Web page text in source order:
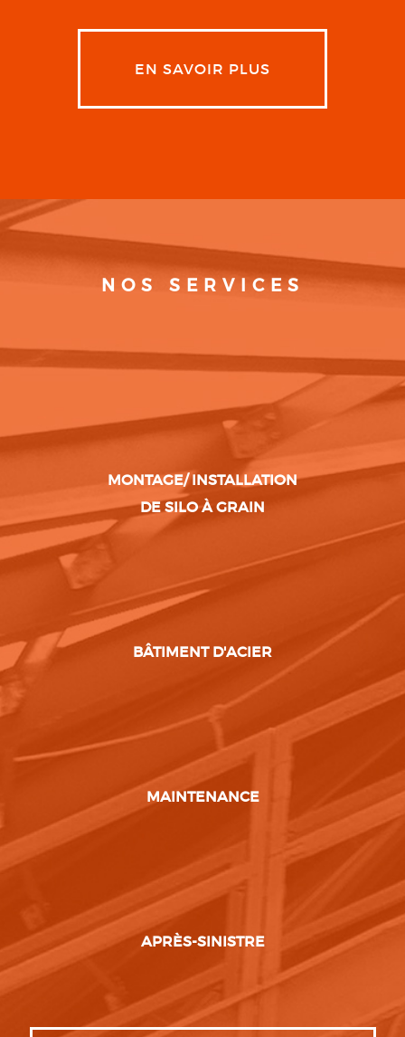
EN SAVOIR PLUS
NOS SERVICES
MONTAGE/ INSTALLATION
DE SILO À GRAIN
BÂTIMENT D'ACIER
MAINTENANCE
APRÈS-SINISTRE